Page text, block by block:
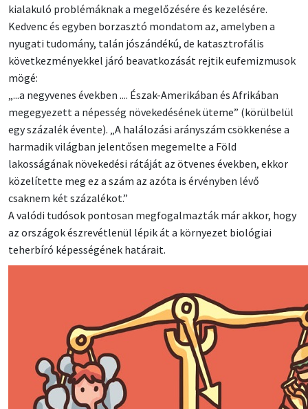
kialakuló problémáknak a megelőzésére és kezelésére.
Kedvenc és egyben borzasztó mondatom az, amelyben a
nyugati tudomány, talán jószándékú, de katasztrofális
következményekkel járó beavatkozását rejtik eufemizmusok
mögé:
„...a negyvenes években .... Észak-Amerikában és Afrikában
megegyezett a népesség növekedésének üteme” (körülbelül
egy százalék évente). „A halálozási arányszám csökkenése a
harmadik világban jelentősen megemelte a Föld
lakosságának növekedési rátáját az ötvenes években, ekkor
közelítette meg ez a szám az azóta is érvényben lévő
csaknem két százalékot.”
A valódi tudósok pontosan megfogalmazták már akkor, hogy
az országok észrevétlenül lépik át a környezet biológiai
teherbíró képességének határait.